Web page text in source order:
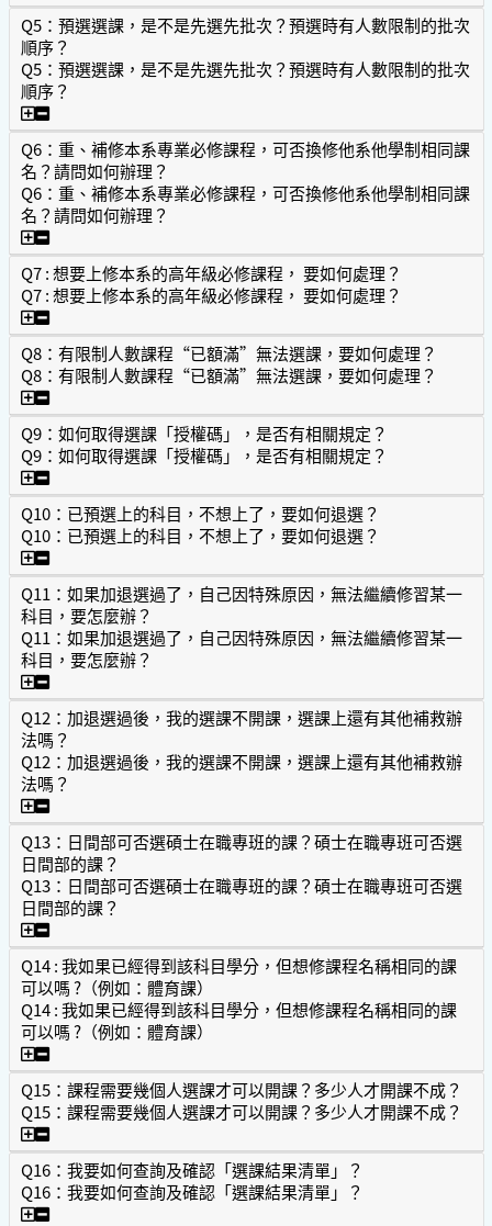
Q5：預選選課，是不是先選先批次？預選時有人數限制的批次
順序？
Q5：預選選課，是不是先選先批次？預選時有人數限制的批次
順序？
Q5：預選選課，是不是先選先批次？預選時有人數限制的批
Q6：重、補修本系專業必修課程，可否換修他系他學制相同課
名？請問如何辦理？
Q6：重、補修本系專業必修課程，可否換修他系他學制相同課
名？請問如何辦理？
Q6：重、補修本系專業必修課程，可否換修他系他學制相同
Q7 : 想要上修本系的高年級必修課程， 要如何處理？
Q7 : 想要上修本系的高年級必修課程， 要如何處理？
Q7 : 想要上修本系的高年級必修課程， 要如何處理？
Q8：有限制人數課程“已額滿”無法選課，要如何處理？
Q8：有限制人數課程“已額滿”無法選課，要如何處理？
Q8：有限制人數課程“已額滿”無法選課，要如何處理？
Q9：如何取得選課「授權碼」，是否有相關規定？
Q9：如何取得選課「授權碼」，是否有相關規定？
Q9：如何取得選課「授權碼」，是否有相關規定？
Q10：已預選上的科目，不想上了，要如何退選？
Q10：已預選上的科目，不想上了，要如何退選？
Q10：已預選上的科目，不想上了，要如何退選？
Q11：如果加退選過了，自己因特殊原因，無法繼續修習某一
科目，要怎麼辦？
Q11：如果加退選過了，自己因特殊原因，無法繼續修習某一
科目，要怎麼辦？
Q11：如果加退選過了，自己因特殊原因，無法繼續修習某
Q12：加退選過後，我的選課不開課，選課上還有其他補救辦
法嗎？
Q12：加退選過後，我的選課不開課，選課上還有其他補救辦
法嗎？
Q12：加退選過後，我的選課不開課，選課上還有其他補救
Q13：日間部可否選碩士在職專班的課？碩士在職專班可否選
日間部的課？
Q13：日間部可否選碩士在職專班的課？碩士在職專班可否選
日間部的課？
Q13：日間部可否選碩士在職專班的課？碩士在職專班可否
Q14 : 我如果已經得到該科目學分，但想修課程名稱相同的課
可以嗎 ?（例如：體育課）
Q14 : 我如果已經得到該科目學分，但想修課程名稱相同的課
可以嗎 ?（例如：體育課）
Q14 : 我如果已經得到該科目學分，但想修課程名稱相同的課
Q15：課程需要幾個人選課才可以開課？多少人才開課不成？
Q15：課程需要幾個人選課才可以開課？多少人才開課不成？
Q15：課程需要幾個人選課才可以開課？多少人才開課不成？
Q16：我要如何查詢及確認「選課結果清單」？
Q16：我要如何查詢及確認「選課結果清單」？
Q16：我要如何查詢及確認「選課結果清單」？